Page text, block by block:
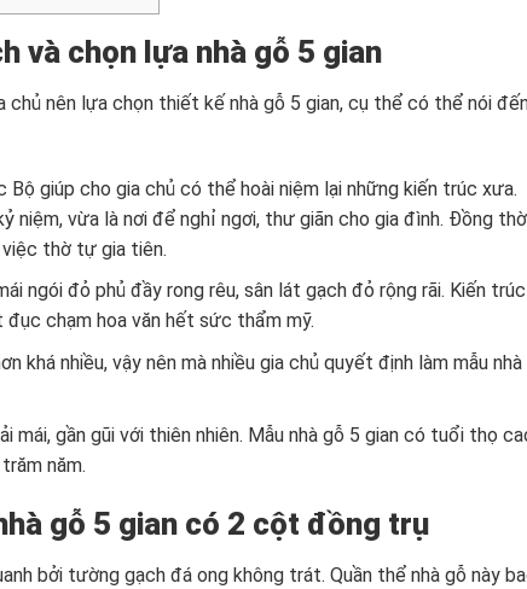
và chọn lựa nhà gỗ 5 gian
chủ nên lựa chọn thiết kế nhà gỗ 5 gian, cụ thể có thể nói
giúp cho gia chủ có thể hoài niệm lại những kiến trúc xưa.
niệm, vừa là nơi để nghỉ ngơi, thư giãn cho gia đình. Đồng
thờ tự gia tiên.
ngói đỏ phủ đầy rong rêu, sân lát gạch đỏ rộng rãi. Kiến trúc
chạm hoa văn hết sức thẩm mỹ.
khá nhiều, vậy nên mà nhiều gia chủ quyết định làm mẫu nhà
mái, gần gũi với thiên nhiên. Mẫu nhà gỗ 5 gian có tuổi thọ
năm.
gỗ 5 gian có 2 cột đồng trụ
bởi tường gạch đá ong không trát. Quần thể nhà gỗ này